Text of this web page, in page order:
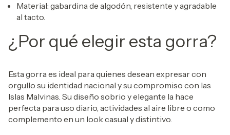
Material: gabardina de algodón, resistente y agradable
al tacto.
¿Por qué elegir esta gorra?
Esta gorra es ideal para quienes desean expresar con
orgullo su identidad nacional y su compromiso con las
Islas Malvinas. Su diseño sobrio y elegante la hace
perfecta para uso diario, actividades al aire libre o como
complemento en un look casual y distintivo.